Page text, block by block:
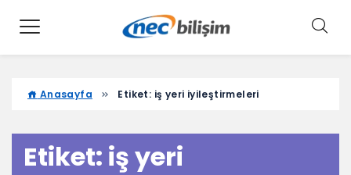
Anasayfa Etiket: iş yeri iyileştirmeleri
Etiket: iş yeri